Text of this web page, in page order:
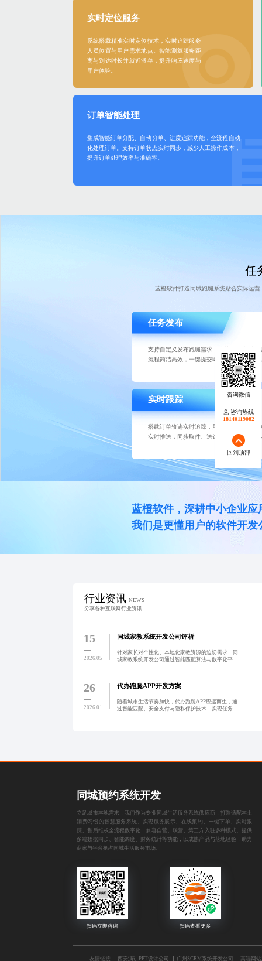
实时定位服务
系统搭载精准实时定位技术，实时追踪服务
人员位置与用户需求地点。智能测算服务距
离与到达时长并就近派单，提升响应速度与
用户体验。
订单智能处理
集成智能订单分配、自动分单、进度追踪功能，全流程自动
化处理订单。支持订单状态实时同步，减少人工操作成本，
提升订单处理效率与准确率。
任
蓝橙软件打造同城跑腿系统贴合实际运
任务发布
支持自定义发布跑腿需求，涵盖物品类型、
流程简洁高效，一键提交即可进入匹配队列
实时跟踪
搭载订单轨迹实时追踪，用户可查看跑腿员
实时推送，同步取件、送达等节点，消除等
蓝橙软件，深耕中小企业应
我们是更懂用户的软件开
行业资讯 NEWS
分享各种互联网行业资讯
15
2026.05
同城家教系统开发公司评析
针对家长对个性化、本地化家教资源的迫切需求，同
城家教系统开发公司通过智能匹配算法与数字化平
26
2026.01
代办跑腿APP开发方案
随着城市生活节奏加快，代办跑腿APP应运而生，通
过智能匹配、安全支付与隐私保护技术，实现任务高
咨询热线
18140119082
回到顶部
同城预约系统开发
立足城市本地需求，我们作为专业同城生活服务系统供应商，打造适配本土
消费习惯的智慧服务系统。实现服务展示、在线预约、一键下单、实时跟
踪、售后维权全流程数字化，兼容自营、联营、第三方入驻多种模式。提供
多端数据同步、智能调度、财务统计等功能，以成熟产品与落地经验，助力
商家与平台抢占同城生活服务市场。
友情链接： 西安演讲PPT设计公司 广州SCRM系统开发公司 高端网